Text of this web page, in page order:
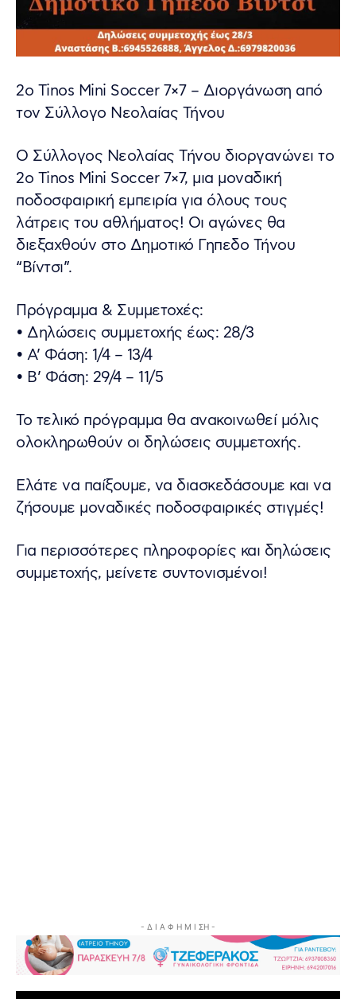
2o Tinos Mini Soccer 7×7 – Διοργάνωση από
τον Σύλλογο Νεολαίας Τήνου
Ο Σύλλογος Νεολαίας Τήνου διοργανώνει το
2ο Tinos Mini Soccer 7×7, μια μοναδική
ποδοσφαιρική εμπειρία για όλους τους
λάτρεις του αθλήματος! Οι αγώνες θα
διεξαχθούν στο Δημοτικό Γηπεδο Τήνου
“Βίντσι”.
Πρόγραμμα & Συμμετοχές:
• Δηλώσεις συμμετοχής έως: 28/3
• Α’ Φάση: 1/4 – 13/4
• Β’ Φάση: 29/4 – 11/5
Το τελικό πρόγραμμα θα ανακοινωθεί μόλις
ολοκληρωθούν οι δηλώσεις συμμετοχής.
Ελάτε να παίξουμε, να διασκεδάσουμε και να
ζήσουμε μοναδικές ποδοσφαιρικές στιγμές!
Για περισσότερες πληροφορίες και δηλώσεις
συμμετοχής, μείνετε συντονισμένοι!
- Δ Ι Α Φ Η Μ Ι ΣΗ -